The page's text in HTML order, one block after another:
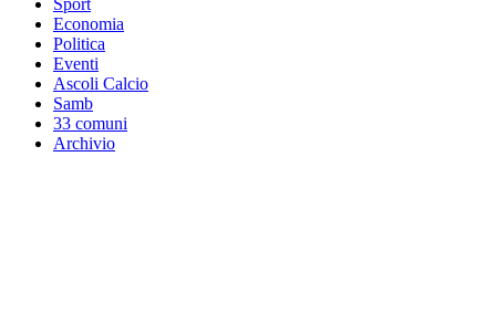
Sport
Economia
Politica
Eventi
Ascoli Calcio
Samb
33 comuni
Archivio